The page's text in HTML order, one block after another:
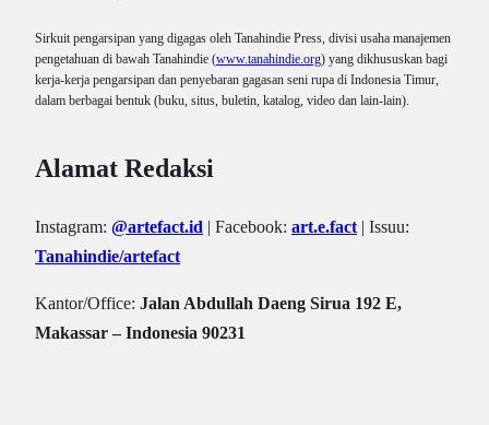
Sirkuit pengarsipan yang digagas oleh Tanahindie Press, divisi usaha manajemen
pengetahuan di bawah Tanahindie (www.tanahindie.org) yang dikhususkan bagi
kerja-kerja pengarsipan dan penyebaran gagasan seni rupa di Indonesia Timur,
dalam berbagai bentuk (buku, situs, buletin, katalog, video dan lain-lain).
Alamat Redaksi
Instagram: @artefact.id | Facebook: art.e.fact | Issuu:
Tanahindie/artefact
Kantor/Office: Jalan Abdullah Daeng Sirua 192 E,
Makassar – Indonesia 90231